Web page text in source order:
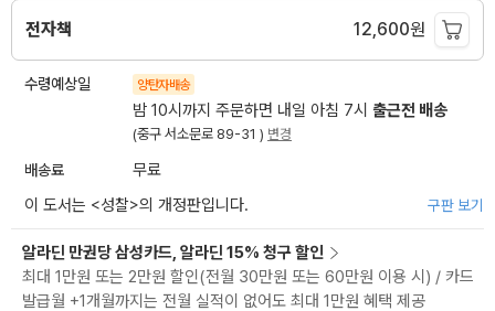
전자책 12,600원
수령예상일 양탄자배송
밤 10시까지 주문하면 내일 아침 7시 출근전 배송
(중구 서소문로 89-31 ) 변경
배송료
무료
이 도서는 <성찰>의 개정판입니다. 구판 보기
알라딘 만권당 삼성카드, 알라딘 15% 청구 할인
최대 1만원 또는 2만원 할인(전월 30만원 또는 60만원 이용 시) / 카드
발급월 +1개월까지는 전월 실적이 없어도 최대 1만원 혜택 제공